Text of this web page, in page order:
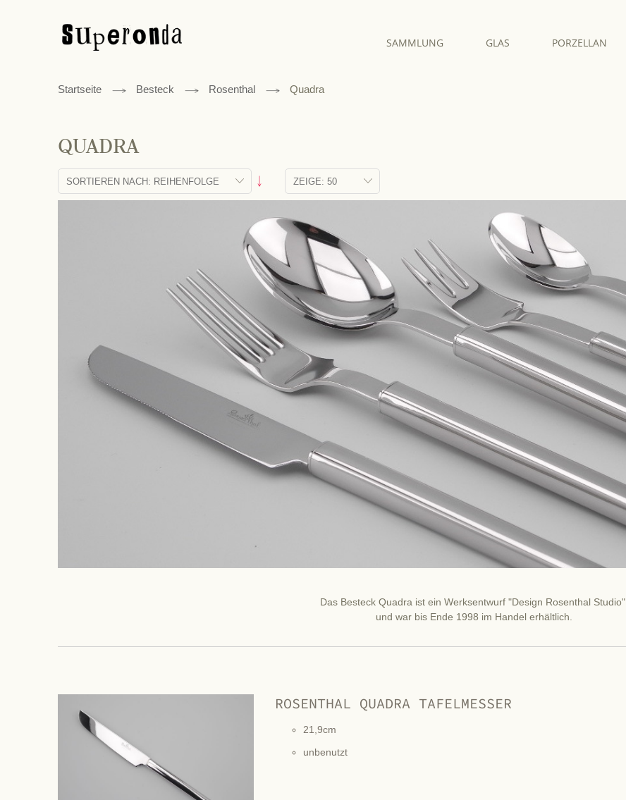
SAMMLUNG GLAS PORZELLAN
Startseite Besteck Rosenthal Quadra
QUADRA
Das Besteck Quadra ist ein Werksentwurf "Design Rosenthal Studio"
und war bis Ende 1998 im Handel erhältlich.
Absteigend
sortieren
ROSENTHAL QUADRA TAFELMESSER
21,9cm
unbenutzt